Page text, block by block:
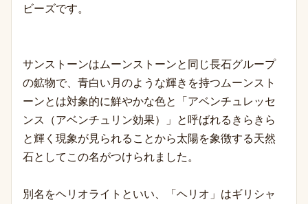
ビーズです。
サンストーンはムーンストーンと同じ長石グループ
の鉱物で、青白い月のような輝きを持つムーンスト
ーンとは対象的に鮮やかな色と「アベンチュレッセ
ンス（アベンチュリン効果）」と呼ばれるきらきら
と輝く現象が見られることから太陽を象徴する天然
石としてこの名がつけられました。
別名をヘリオライトといい、「ヘリオ」はギリシャ